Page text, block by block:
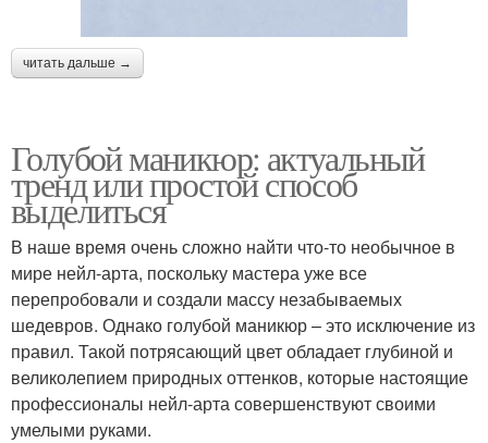
читать дальше →
Голубой маникюр: актуальный
тренд или простой способ
выделиться
В наше время очень сложно найти что-то необычное в
мире нейл-арта, поскольку мастера уже все
перепробовали и создали массу незабываемых
шедевров. Однако голубой маникюр – это исключение из
правил. Такой потрясающий цвет обладает глубиной и
великолепием природных оттенков, которые настоящие
профессионалы нейл-арта совершенствуют своими
умелыми руками.